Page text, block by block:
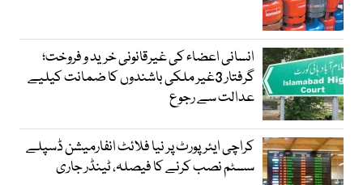
انسانی اعضاء کی غیرقانونی خرید و فروخت؛
گرفتار 3غیر ملکی باشندوں کا ضمانت کیلیے
عدالت سے رجوع
کراچی ایئرپورٹ پر نیا فلائٹ انفارمیشن ڈسپلے
سسٹم نصب کرنے کا فیصلہ، ٹینڈر جاری